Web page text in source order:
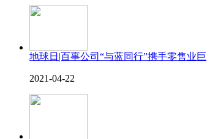
地球日|百事公司“与蓝同行”携手零售业巨
2021-04-22